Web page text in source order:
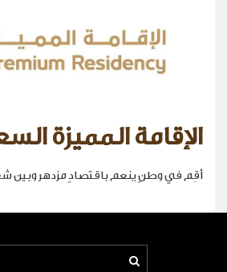
الإقامة المميزة
أقِم في وطنٍ ينعم باقتصادٍ مزدهر